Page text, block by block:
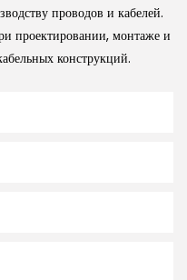
проводов и кабелей.
проектировании, монтаже и
конструкций.